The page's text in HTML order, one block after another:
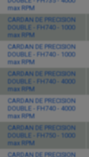
max RPM
CARDAN DE PRECISION
DOUBLE - FH740 - 1000
max RPM
CARDAN DE PRECISION
DOUBLE - FH740 - 1000
max RPM
CARDAN DE PRECISION
DOUBLE - FH740 - 4000
max RPM
CARDAN DE PRECISION
DOUBLE - FH740 - 4000
max RPM
CARDAN DE PRECISION
DOUBLE - FH750 - 1000
max RPM
CARDAN DE PRECISION